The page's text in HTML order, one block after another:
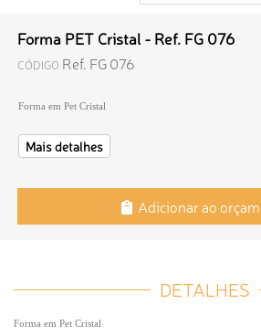
Forma PET Cristal - Ref. FG 076
CÓDIGO Ref. FG 076
Forma em Pet Cristal
Mais detalhes
Adicionar ao
DETALHES
Forma em Pet Cristal